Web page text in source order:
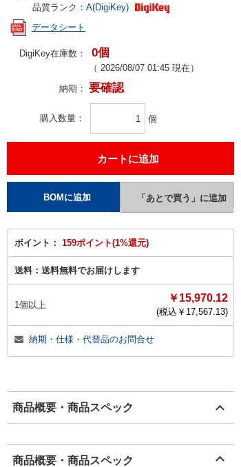
品質ランク： A(DigiKey)
データシート
DigiKey在庫数： 0個
（ 2026/08/07 01:45 現在）
納期： 要確認
購入数量 個
ポイント： 159ポイント(1%還元)
送料： 送料無料でお届けします
1個以上
￥15,970.12
(税込￥ 17,567.13)
納期・仕様・代替品のお問合せ
商品概要・商品スペック
商品概要・商品スペック